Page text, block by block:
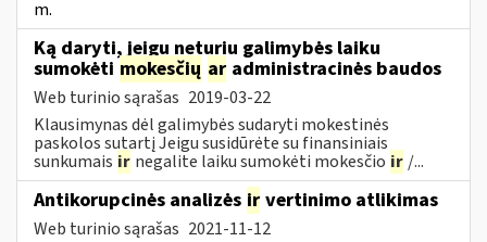
m.
Ką daryti, jeigu neturiu galimybės laiku
sumokėti mokesčių ar administracinės baudos
Web turinio sąrašas 2019-03-22
Klausimynas dėl galimybės sudaryti mokestinės
paskolos sutartį Jeigu susidūrėte su finansiniais
sunkumais ir negalite laiku sumokėti mokesčio ir /...
Antikorupcinės analizės ir vertinimo atlikimas
Web turinio sąrašas 2021-11-12